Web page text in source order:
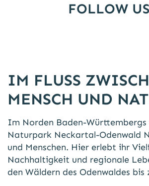
FOLLOW
IM FLUSS
MENSCH UND
Im Norden Baden-
Naturpark Neckartal-Odenwald
und Menschen. Hier erlebt ihr
Nachhaltigkeit und regionale
den Wäldern des Odenwaldes